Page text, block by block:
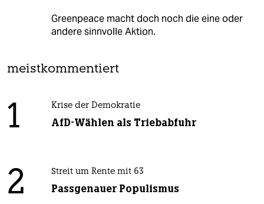
Greenpeace macht doch noch die eine oder
andere sinnvolle Aktion.
meistkommentiert
1 Krise der Demokratie
AfD-Wählen als Triebabfuhr
2 Streit um Rente mit 63
Passgenauer Populismus